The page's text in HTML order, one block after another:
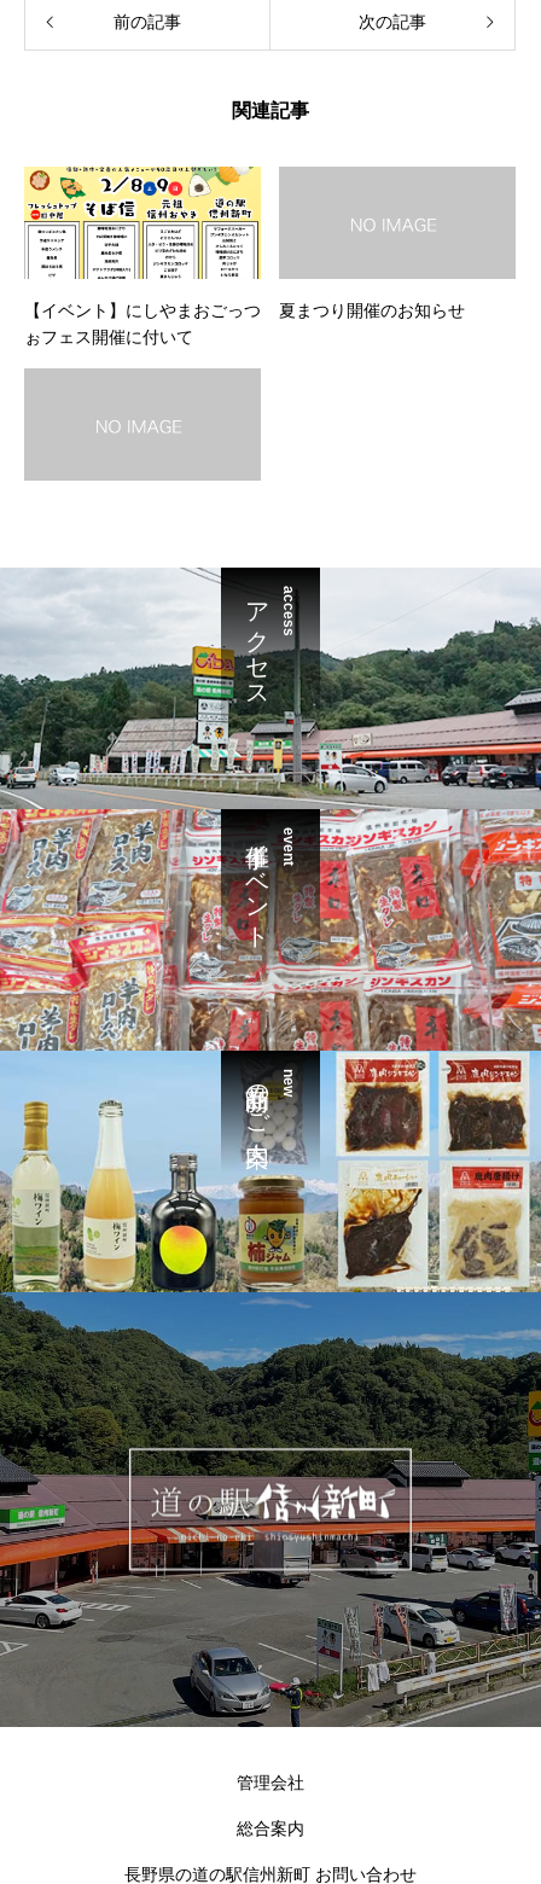
前の記事 次の記事
関連記事
【イベント】にしやまおごっつ
ぉフェス開催に付いて
夏まつり開催のお知らせ
access
アクセス
event
催事イベント
new
新商品のご案内
管理会社
総合案内
長野県の道の駅信州新町 お問い合わせ